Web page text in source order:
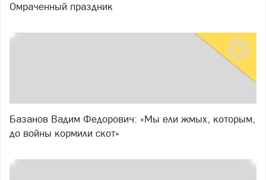
Омраченный праздник
Базанов Вадим Федорович: «Мы ели жмых, которым,
до войны кормили скот»